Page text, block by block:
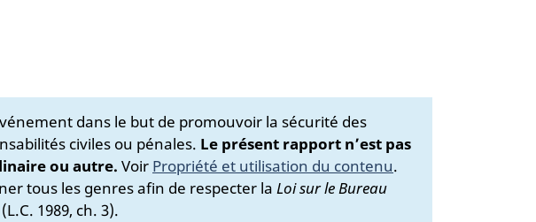
dans le but de promouvoir la sécurité des
civiles ou pénales. Le présent rapport n’est pas
ou autre. Voir Propriété et utilisation du contenu.
tous les genres afin de respecter la Loi sur le Bureau
(L.C. 1989, ch. 3).